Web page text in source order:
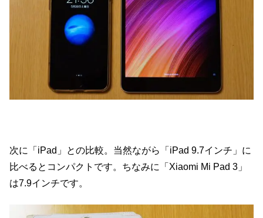
次に「iPad」との比較。当然ながら「iPad 9.7インチ」に
比べるとコンパクトです。ちなみに「Xiaomi Mi Pad 3」
は7.9インチです。